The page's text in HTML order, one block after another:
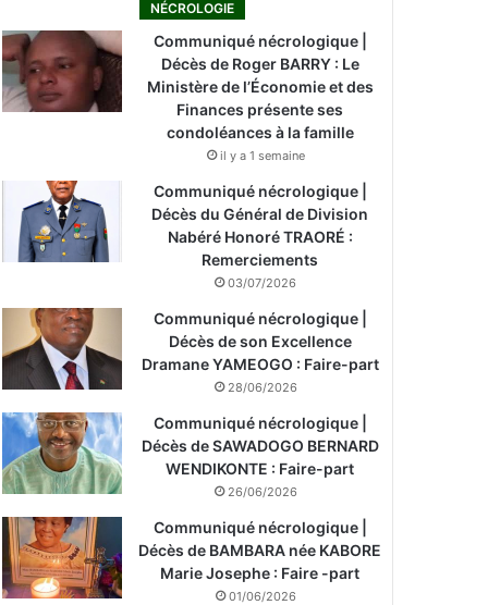
NÉCROLOGIE
Communiqué nécrologique |
Décès de Roger BARRY : Le
Ministère de l’Économie et des
Finances présente ses
condoléances à la famille
il y a 1 semaine
Communiqué nécrologique |
Décès du Général de Division
Nabéré Honoré TRAORÉ :
Remerciements
03/07/2026
Communiqué nécrologique |
Décès de son Excellence
Dramane YAMEOGO : Faire-part
28/06/2026
Communiqué nécrologique |
Décès de SAWADOGO BERNARD
WENDIKONTE : Faire-part
26/06/2026
Communiqué nécrologique |
Décès de BAMBARA née KABORE
Marie Josephe : Faire -part
01/06/2026